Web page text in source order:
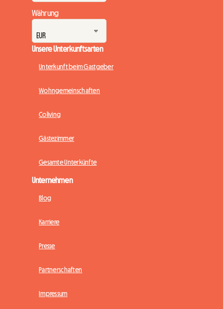
Währung
Unsere Unterkunftsarten
Unterkunft beim Gastgeber
Wohngemeinschaften
Coliving
Gästezimmer
Gesamte Unterkünfte
Unternehmen
Blog
Karriere
Presse
Partnerschaften
Impressum